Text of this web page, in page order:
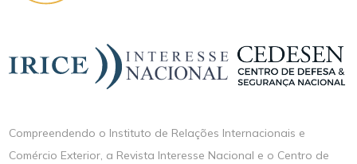
Compreendendo o Instituto de Relações Internacionais e
Comércio Exterior, a Revista Interesse Nacional e o Centro de